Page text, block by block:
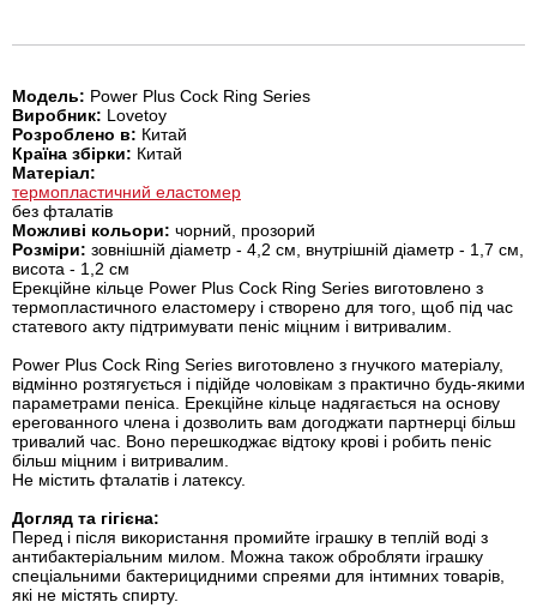
Модель: Power Plus Cock Ring Series
Виробник: Lovetoy
Розроблено в: Китай
Країна збірки: Китай
Матеріал:
термопластичний еластомер
без фталатів
Можливі кольори: чорний, прозорий
Розміри: зовнішній діаметр - 4,2 см, внутрішній діаметр - 1,7 см,
висота - 1,2 см
Ерекційне кільце Power Plus Cock Ring Series виготовлено з
термопластичного еластомеру і створено для того, щоб під час
статевого акту підтримувати пеніс міцним і витривалим.
Power Plus Cock Ring Series виготовлено з гнучкого матеріалу,
відмінно розтягується і підійде чоловікам з практично будь-якими
параметрами пеніса. Ерекційне кільце надягається на основу
ерегованного члена і дозволить вам догоджати партнерці більш
тривалий час. Воно перешкоджає відтоку крові і робить пеніс
більш міцним і витривалим.
Не містить фталатів і латексу.
Догляд та гігієна:
Перед і після використання промийте іграшку в теплій воді з
антибактеріальним милом. Можна також обробляти іграшку
спеціальними бактерицидними спреями для інтимних товарів,
які не містять спирту.